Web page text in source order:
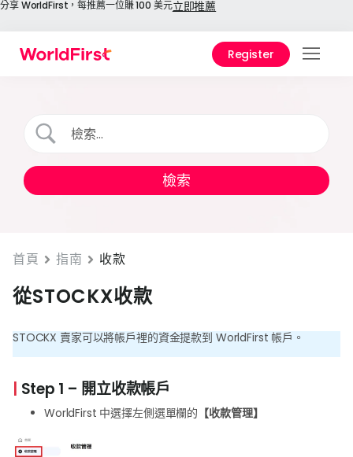
分享 WorldFirst，每推薦一位賺 100 美元立即推薦
Register
境寶
首頁 指南 收款
從STOCKX收款
STOCKX 賣家可以將帳戶裡的資金提款到 WorldFirst 帳戶。
| Step 1 – 開立收款帳戶
WorldFirst 中選擇左側選單欄的 【收款管理】